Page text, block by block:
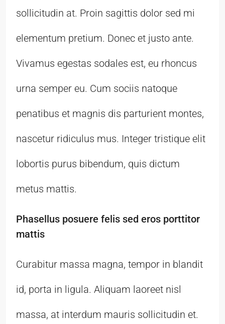
sollicitudin at. Proin sagittis dolor sed mi
elementum pretium. Donec et justo ante.
Vivamus egestas sodales est, eu rhoncus
urna semper eu. Cum sociis natoque
penatibus et magnis dis parturient montes,
nascetur ridiculus mus. Integer tristique elit
lobortis purus bibendum, quis dictum
metus mattis.
Phasellus posuere felis sed eros porttitor
mattis
Curabitur massa magna, tempor in blandit
id, porta in ligula. Aliquam laoreet nisl
massa, at interdum mauris sollicitudin et.